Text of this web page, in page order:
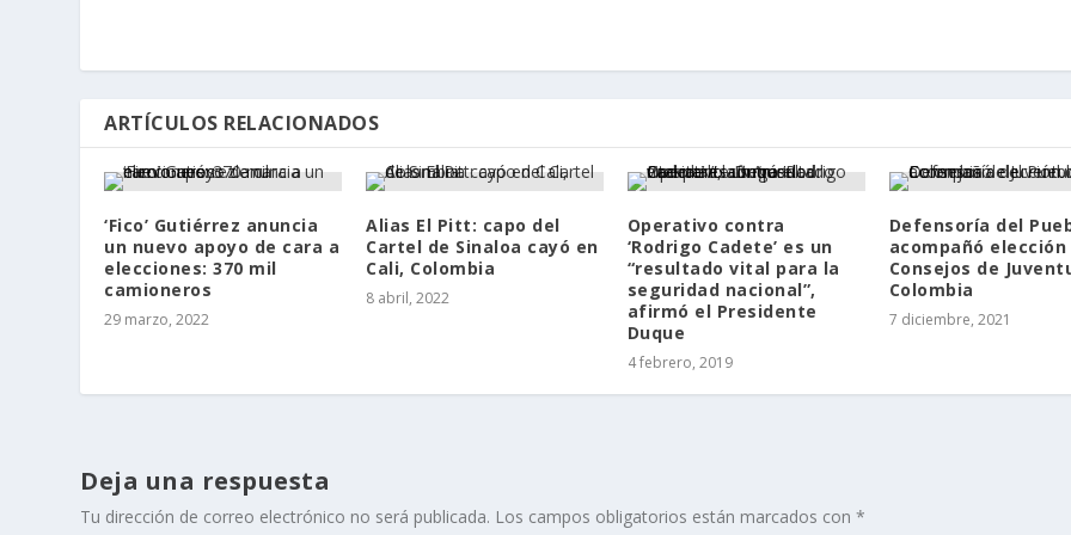
ARTÍCULOS RELACIONADOS
‘Fico’ Gutiérrez anuncia
un nuevo apoyo de cara a
elecciones: 370 mil
camioneros
29 marzo, 2022
Alias El Pitt: capo del
Cartel de Sinaloa cayó en
Cali, Colombia
8 abril, 2022
Operativo contra
‘Rodrigo Cadete’ es un
“resultado vital para la
seguridad nacional”,
afirmó el Presidente
Duque
4 febrero, 2019
Defensoría del
acompañó elección
Consejos de
Colombia
7 diciembre, 2021
Deja una respuesta
Tu dirección de correo electrónico no será publicada. Los campos obligatorios están marcados con*